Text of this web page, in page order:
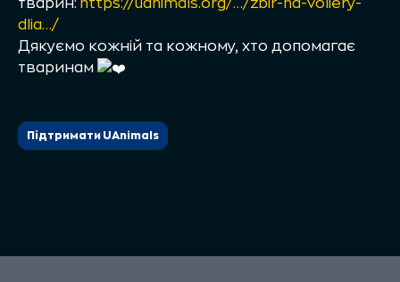
тварин: https://uanimals.org/…/zbir-na-voliery-
dlia…/
Дякуємо кожній та кожному, хто допомагає
тваринам
Підтримати UAnimals